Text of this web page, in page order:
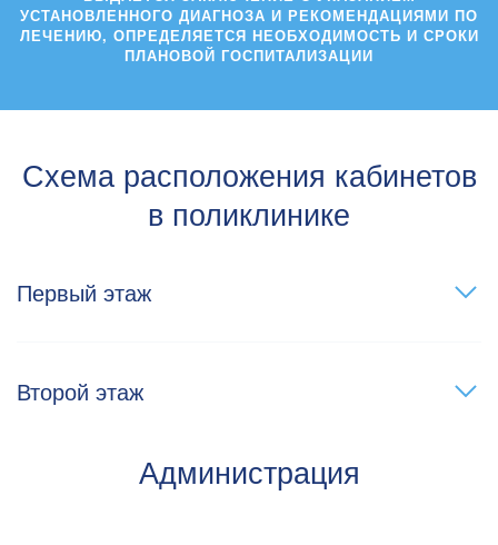
УСТАНОВЛЕННОГО ДИАГНОЗА И РЕКОМЕНДАЦИЯМИ ПО
ЛЕЧЕНИЮ, ОПРЕДЕЛЯЕТСЯ НЕОБХОДИМОСТЬ И СРОКИ
ПЛАНОВОЙ ГОСПИТАЛИЗАЦИИ
Схема расположения кабинетов
в поликлинике
Первый этаж
Второй этаж
Администрация